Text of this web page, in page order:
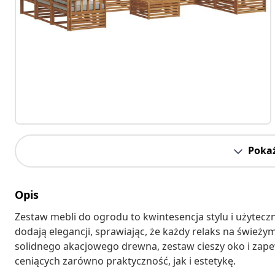
Opis
Zestaw mebli do ogrodu to kwintesencja stylu i
dodają elegancji, sprawiając, że każdy relaks na
solidnego akacjowego drewna, zestaw cieszy oko i
ceniących zarówno praktyczność, jak i estetykę.